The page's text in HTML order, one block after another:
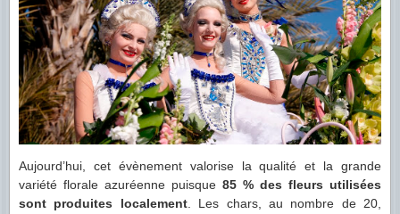
Aujourd’hui, cet évènement valorise la qualité et la grande
variété florale azuréenne puisque 85 % des fleurs utilisées
sont produites localement. Les chars, au nombre de 20,